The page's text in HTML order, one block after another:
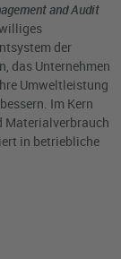
and Audit
der
das Unternehmen
Umweltleistung
Im Kern
Materialverbrauch
in betriebliche